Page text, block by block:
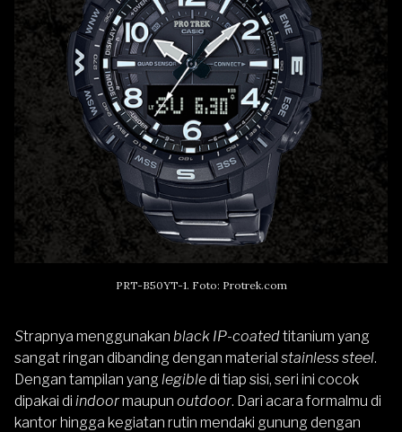
PRT-B50YT-1. Foto: Protrek.com
Strapnya menggunakan black IP-coatedtitanium yang
sangat ringan dibanding dengan material stainless steel.
Dengan tampilan yang legibledi tiap sisi, seri ini cocok
dipakai di indoormaupun outdoor. Dari acara formalmu di
kantor hingga kegiatan rutin mendaki gunung dengan